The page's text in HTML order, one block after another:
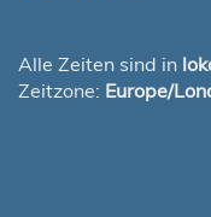
Alle Zeiten sind in
Zeitzone: Europe/